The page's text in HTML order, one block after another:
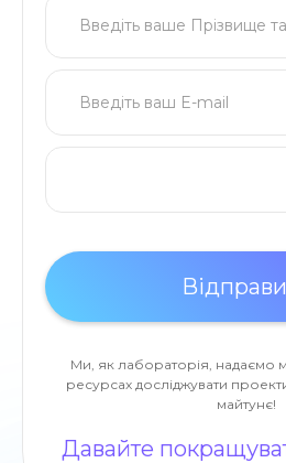
Ми, як лабораторія, надаємо
ресурсах досліджувати
майтунє!
Давайте